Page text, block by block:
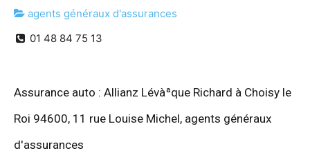
agents généraux d'assurances
01 48 84 75 13
Assurance auto : Allianz Lévàªque Richard à Choisy le
Roi 94600, 11 rue Louise Michel, agents généraux
d'assurances